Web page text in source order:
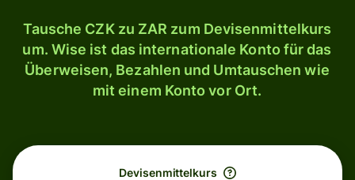
Tausche CZK zu ZAR zum Devisenmittelkurs
um. Wise ist das internationale Konto für das
Überweisen, Bezahlen und Umtauschen wie
mit einem Konto vor Ort.
Devisenmittelkurs